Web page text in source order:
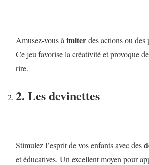
Amusez-vous à imiterdes actions ou des
Ce jeu favorise la créativité et provoque
rire.
2. Les devinettes
Stimulez l’esprit de vos enfants avec des
et éducatives. Un excellent moyen pour